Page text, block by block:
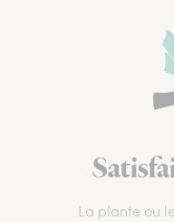
La plante ou